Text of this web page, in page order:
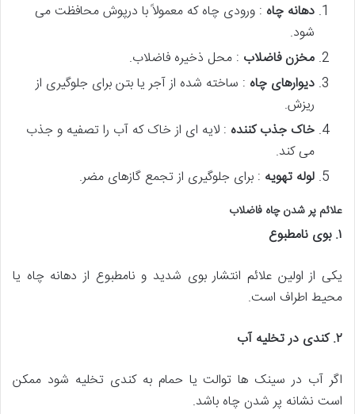
دهانه چاه : ورودی چاه که معمولاً با درپوش محافظت می
شود.
مخزن فاضلاب : محل ذخیره فاضلاب.
دیوارهای چاه : ساخته شده از آجر یا بتن برای جلوگیری از
ریزش.
خاک جذب کننده : لایه ای از خاک که آب را تصفیه و جذب
می کند.
لوله تهویه : برای جلوگیری از تجمع گازهای مضر.
علائم پر شدن چاه فاضلاب
۱.بوی نامطبوع
یکی از اولین علائم انتشار بوی شدید و نامطبوع از دهانه چاه یا
محیط اطراف است.
۲.کندی در تخلیه آب
اگر آب در سینک ها توالت یا حمام به کندی تخلیه شود ممکن
است نشانه پر شدن چاه باشد.